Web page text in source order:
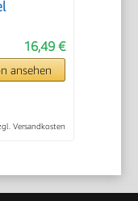
16,49 €
ansehen
Versandkosten